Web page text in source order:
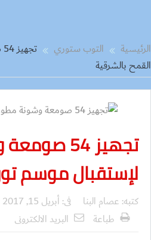
الرئيسية التوب ستوري
القمح بالشرقية
تجهيز
لإستقبال موسم
كتبه: عصام البنا فى: أبريل 15, 2017
طباعة
البريد الالكترونى